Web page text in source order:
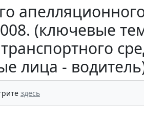
(ключевые
лица -
здесь